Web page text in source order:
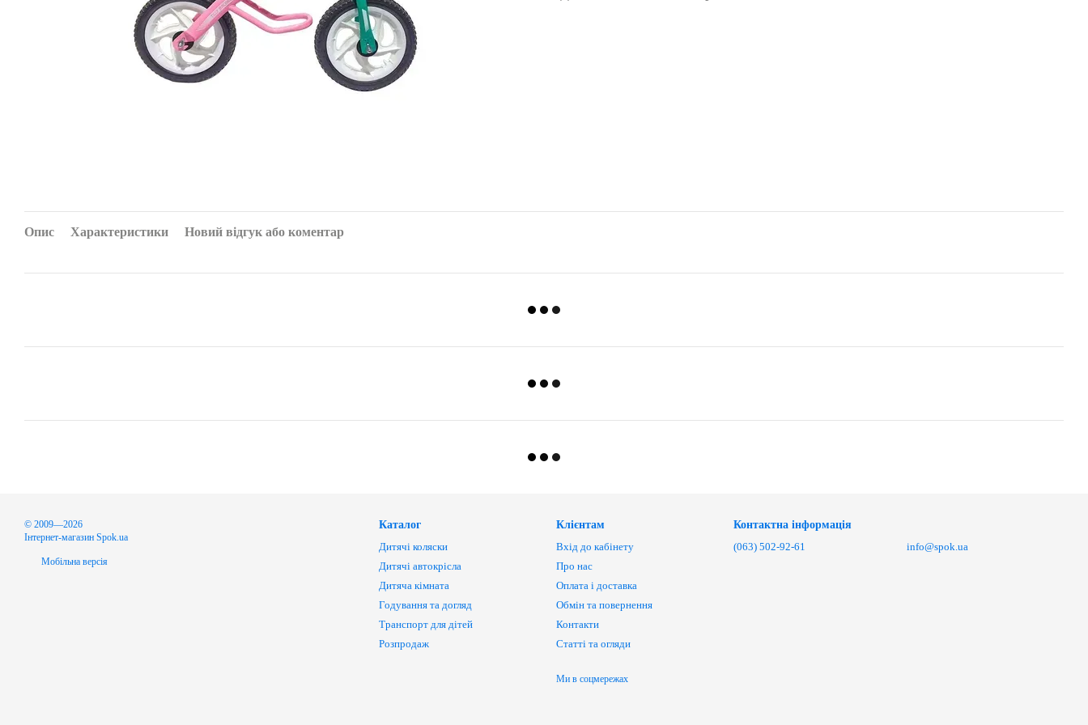
Опис Характеристики Новий відгук або коментар
© 2009—2026
Інтернет-магазин Spok.ua
Мобільна версія
Каталог
Дитячі коляски
Дитячі автокрісла
Дитяча кімната
Годування та догляд
Транспорт для дітей
Розпродаж
Клієнтам
Вхід до кабінету
Про нас
Оплата і доставка
Обмін та повернення
Контакти
Статті та огляди
Ми в соцмережах
Контактна інформація
(063) 502-92-61
info@spok.ua